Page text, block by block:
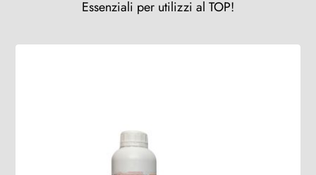
Essenziali per utilizzi al TOP!